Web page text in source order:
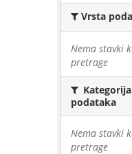
Vrsta
Nema stavki
pretrage
podataka
Nema stavki
pretrage